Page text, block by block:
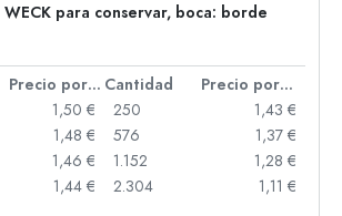
para conservar, boca: borde
Precio por unidad Cantidad
Precio por unidad
1,50 €
1,48 €
1,46 €
1,44 €
250
1,43 €
576
1,37 €
1.152
1,28 €
2.304
1,11 €